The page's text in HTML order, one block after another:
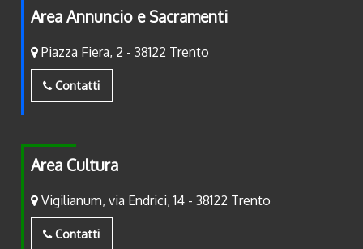
Area Annuncio e Sacramenti
Piazza Fiera, 2 - 38122 Trento
Contatti
Area Cultura
Vigilianum, via Endrici, 14 - 38122 Trento
Contatti